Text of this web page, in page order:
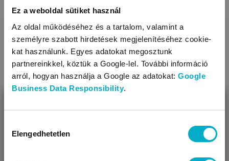
Ez a weboldal sütiket használ
Az oldal működéséhez és a tartalom, valamint a
személyre szabott hirdetések megjelenítéséhez cookie-
kat használunk. Egyes adatokat megosztunk
partnereinkkel, köztük a Google-lel. További információ
arról, hogyan használja a Google az adatokat: Google
Business Data Responsibility.
kiválasztása
Elengedhetetlen
Váljon az apák napja is családi ünneppé!
Mit takar az apai kötődés, és miről szól az apák napja?
Hogyan készülj rá a gyerekekkel? Tippek, hogy emlékezetes
legyen ez az ünnepnap az egész család számára.
Olvasd tovább
Úgy látjuk, most jársz nálunk először!